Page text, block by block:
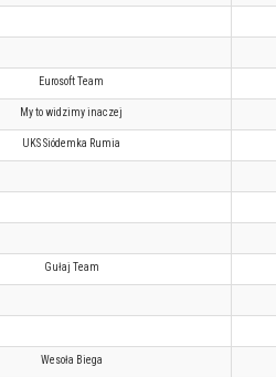
Eurosoft Team
My to widzimy inaczej
UKS Siódemka Rumia
Gułaj Team
Wesoła Biega